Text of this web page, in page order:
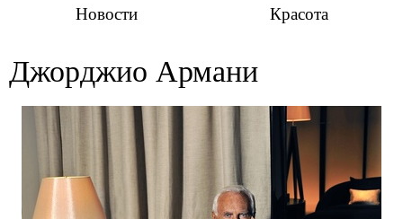
Новости Красота
Джорджио Армани